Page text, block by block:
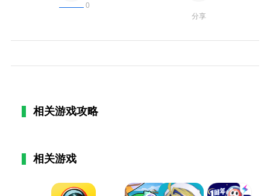
0
分享
相关游戏攻略
相关游戏